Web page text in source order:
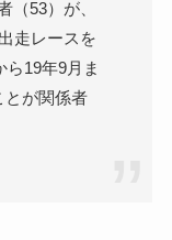
（53）が、
走レースを
ら19年9月ま
とが関係者